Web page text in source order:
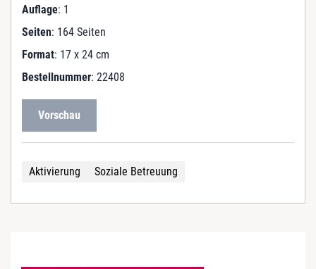
Auflage: 1
Seiten: 164 Seiten
Format: 17 x 24 cm
Bestellnummer: 22408
Vorschau
Aktivierung Soziale Betreuung